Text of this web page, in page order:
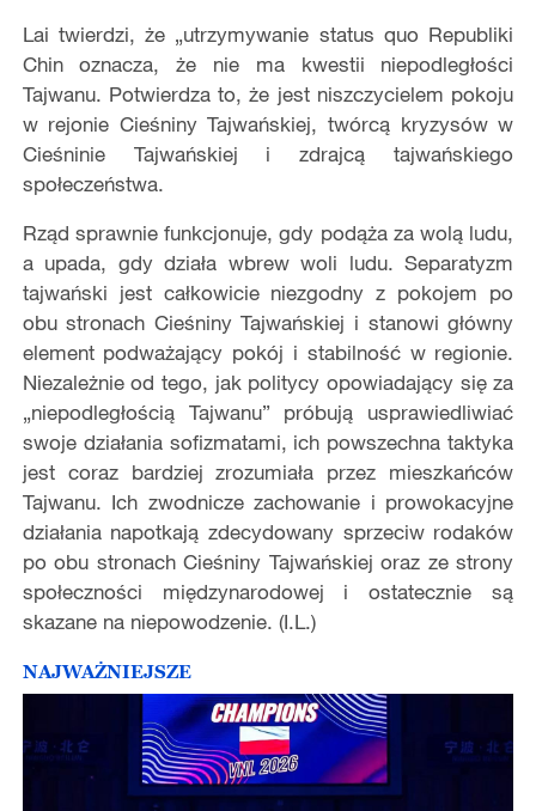
Lai twierdzi, że „utrzymywanie status quo Republiki
Chin oznacza, że nie ma kwestii niepodległości
Tajwanu. Potwierdza to, że jest niszczycielem pokoju
w rejonie Cieśniny Tajwańskiej, twórcą kryzysów w
Cieśninie Tajwańskiej i zdrajcą tajwańskiego
społeczeństwa.
Rząd sprawnie funkcjonuje, gdy podąża za wolą ludu,
a upada, gdy działa wbrew woli ludu. Separatyzm
tajwański jest całkowicie niezgodny z pokojem po
obu stronach Cieśniny Tajwańskiej i stanowi główny
element podważający pokój i stabilność w regionie.
Niezależnie od tego, jak politycy opowiadający się za
„niepodległością Tajwanu” próbują usprawiedliwiać
swoje działania sofizmatami, ich powszechna taktyka
jest coraz bardziej zrozumiała przez mieszkańców
Tajwanu. Ich zwodnicze zachowanie i prowokacyjne
działania napotkają zdecydowany sprzeciw rodaków
po obu stronach Cieśniny Tajwańskiej oraz ze strony
społeczności międzynarodowej i ostatecznie są
skazane na niepowodzenie. (I.L.)
NAJWAŻNIEJSZE